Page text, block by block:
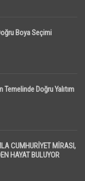
Boya Seçimi
Temelinde Doğru Yalıtım
CUMHURİYET MİRASI,
HAYAT BULUYOR